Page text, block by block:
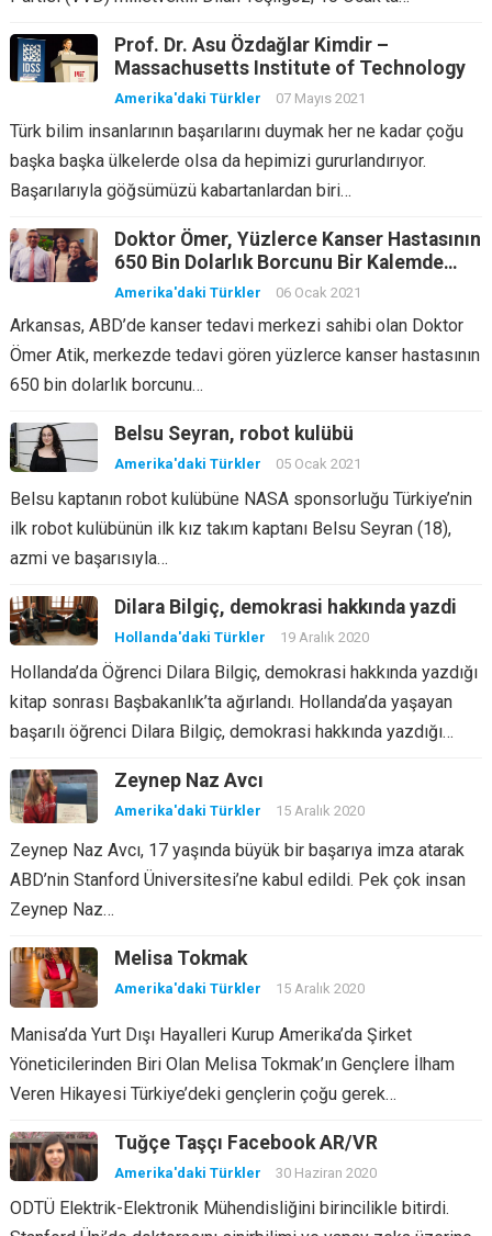
Prof. Dr. Asu Özdağlar Kimdir –
Massachusetts Institute of Technology
Amerika'daki Türkler 07 Mayıs 2021
Türk bilim insanlarının başarılarını duymak her ne kadar çoğu
başka başka ülkelerde olsa da hepimizi gururlandırıyor.
Başarılarıyla göğsümüzü kabartanlardan biri…
Doktor Ömer, Yüzlerce Kanser Hastasının
650 Bin Dolarlık Borcunu Bir Kalemde
Sildi
Amerika'daki Türkler 06 Ocak 2021
Arkansas, ABD’de kanser tedavi merkezi sahibi olan Doktor
Ömer Atik, merkezde tedavi gören yüzlerce kanser hastasının
650 bin dolarlık borcunu…
Belsu Seyran, robot kulübü
Amerika'daki Türkler 05 Ocak 2021
Belsu kaptanın robot kulübüne NASA sponsorluğu Türkiye’nin
ilk robot kulübünün ilk kız takım kaptanı Belsu Seyran (18),
azmi ve başarısıyla…
Dilara Bilgiç, demokrasi hakkında yazdi
Hollanda'daki Türkler 19 Aralık 2020
Hollanda’da Öğrenci Dilara Bilgiç, demokrasi hakkında yazdığı
kitap sonrası Başbakanlık’ta ağırlandı. Hollanda’da yaşayan
başarılı öğrenci Dilara Bilgiç, demokrasi hakkında yazdığı…
Zeynep Naz Avcı
Amerika'daki Türkler 15 Aralık 2020
Zeynep Naz Avcı, 17 yaşında büyük bir başarıya imza atarak
ABD’nin Stanford Üniversitesi’ne kabul edildi. Pek çok insan
Zeynep Naz…
Melisa Tokmak
Amerika'daki Türkler 15 Aralık 2020
Manisa’da Yurt Dışı Hayalleri Kurup Amerika’da Şirket
Yöneticilerinden Biri Olan Melisa Tokmak’ın Gençlere İlham
Veren Hikayesi Türkiye’deki gençlerin çoğu gerek…
Tuğçe Taşçı Facebook AR/VR
Amerika'daki Türkler 30 Haziran 2020
ODTÜ Elektrik-Elektronik Mühendisliğini birincilikle bitirdi.